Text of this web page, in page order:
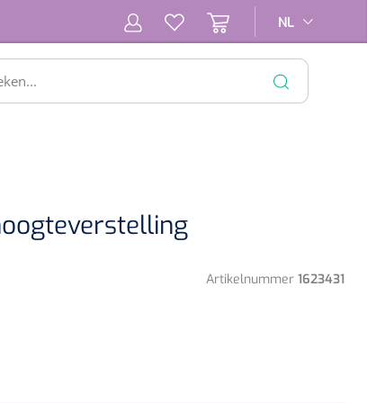
NL
Artikelnummer 1623431